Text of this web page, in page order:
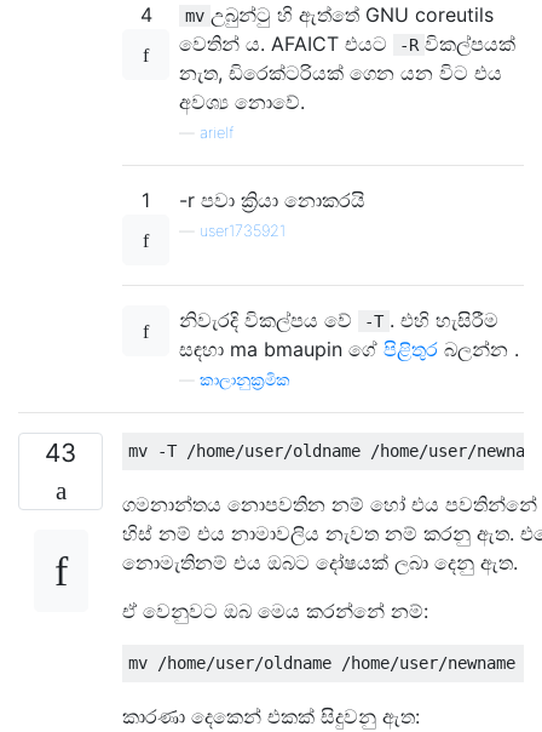
4 mv උබුන්ටු හි ඇත්තේ GNU coreutils
වෙතින් ය. AFAICT එයට
-R විකල්පයක්
නැත, ඩිරෙක්ටරියක් ගෙන යන විට එය
අවශ්‍ය නොවේ.
arielf
1 -r පවා ක්‍රියා නොකරයි
user1735921
නිවැරදි විකල්පය වේ -T . එහි හැසිරීම
සඳහා ma bmaupin ගේ පිළිතුර බලන්න .
කාලානුක්‍රමික
43
ගමනාන්තය නොපවතින නම් හෝ එය පවතින්නේ
හිස් නම් එය නාමාවලිය නැවත නම් කරනු ඇත.
නොමැතිනම් එය ඔබට දෝෂයක් ලබා දෙනු ඇත.
ඒ වෙනුවට ඔබ මෙය කරන්නේ නම්:
කාරණා දෙකෙන් එකක් සිදුවනු ඇත: